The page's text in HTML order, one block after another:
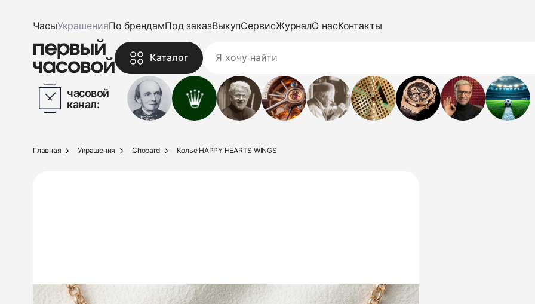
ЧасыУкрашенияПо брендамПод заказВыкупСервисЖурналО насКонтакты
Каталог
часовой
канал:
Главная Украшения Chopard Колье HAPPY HEARTS WINGS